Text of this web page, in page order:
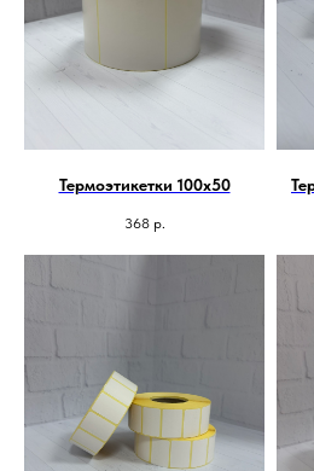
Термоэтикетки 100х50
368 р.